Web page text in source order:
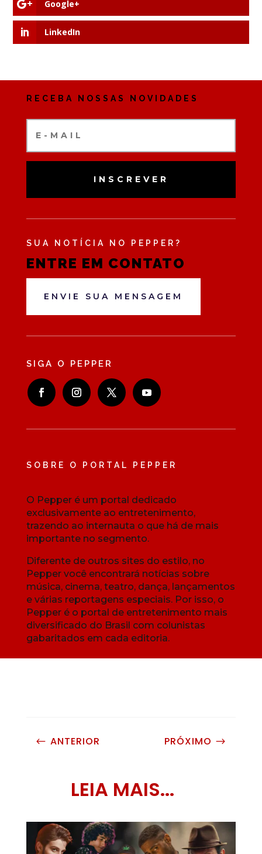
Google+
LinkedIn
RECEBA NOSSAS NOVIDADES
INSCREVER
SUA NOTÍCIA NO PEPPER?
ENTRE EM CONTATO
ENVIE SUA MENSAGEM
SIGA O PEPPER
SOBRE O PORTAL PEPPER
O Pepper é um portal dedicado
exclusivamente ao entretenimento,
trazendo ao internauta o que há de mais
importante no segmento.
Diferente de outros sites do estilo, no
Pepper você encontrará notícias sobre
música, cinema, teatro, dança, lançamentos
e várias reportagens especiais. Por isso, o
Pepper é o portal de entretenimento mais
diversificado do Brasil com colunistas
gabaritados em cada editoria.
# ANTERIOR PRÓXIMO $
LEIA MAIS...